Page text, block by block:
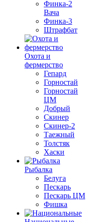
Финка-2
Вача
Финка-3
Штрафбат
Охота и
фермерство
Гепард
Горностай
Горностай
ЦМ
Добрый
Скинер
Скинер-2
Таежный
Толстяк
Хаски
Рыбалка
Белуга
Пескарь
Пескарь ЦМ
Фишка